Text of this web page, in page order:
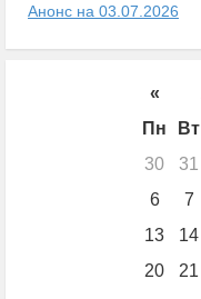
Анонс на 03.07.2026
«
Пн
Вт
30
31
6
7
13
14
20
21